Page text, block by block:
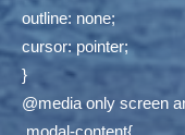
outline: none;
cursor: pointer;
}
@media only screen
.modal-content{